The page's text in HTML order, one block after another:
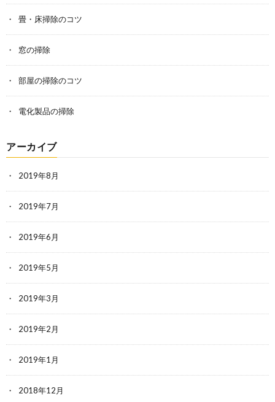
畳・床掃除のコツ
窓の掃除
部屋の掃除のコツ
電化製品の掃除
アーカイブ
2019年8月
2019年7月
2019年6月
2019年5月
2019年3月
2019年2月
2019年1月
2018年12月